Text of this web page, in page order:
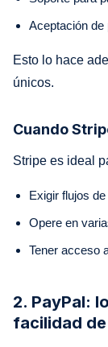
Aceptación de
Esto lo hace
únicos.
Cuando
Stripe es ideal
Exigir flujos
Opere en
Tener acceso
2. PayPal:
facilidad